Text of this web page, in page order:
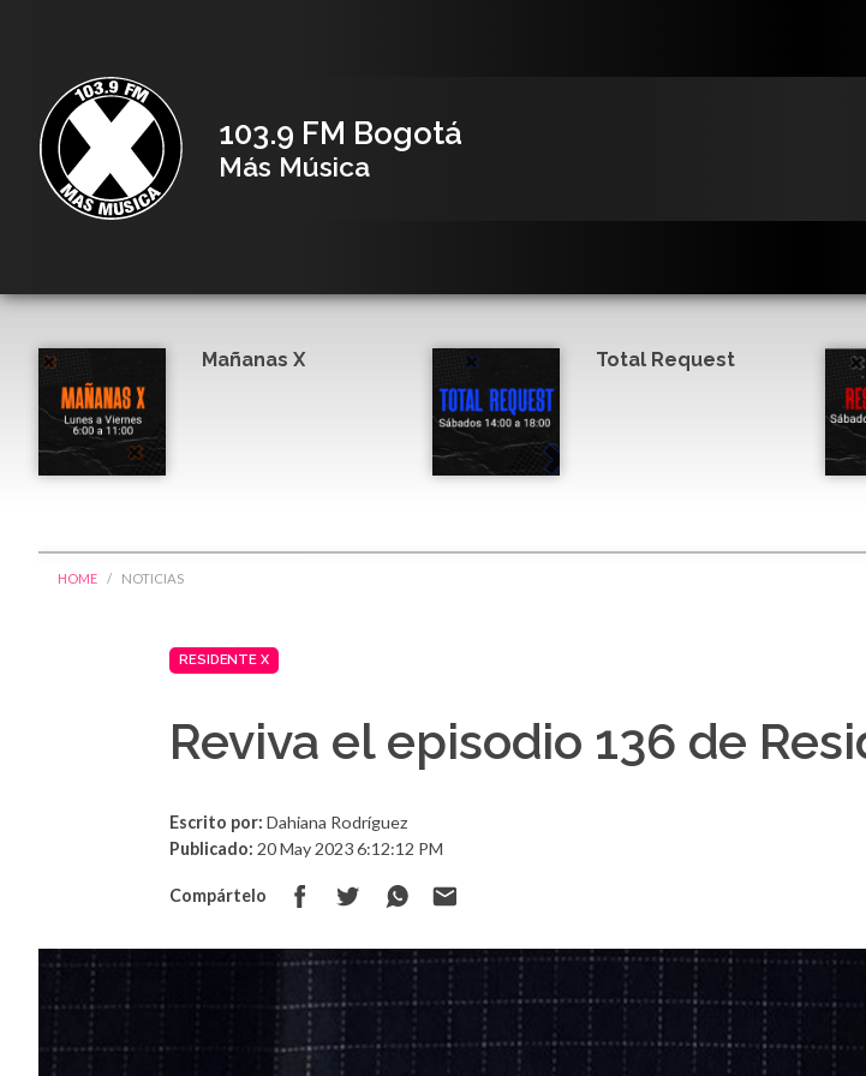
103.9 FM Bogotá
Más Música
Mañanas X Total Request
HOME NOTICIAS
RESIDENTE X
Reviva el episodio 136 de
Escrito por: Dahiana Rodríguez
Publicado: 20 May 2023 6:12:12 PM
Compártelo